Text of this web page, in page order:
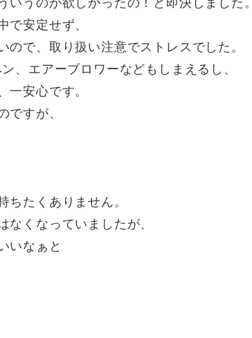
安定せず、
で、取り扱い注意でストレスでした。
、エアーブロワーなどもしまえるし、
安心です。
すが、
たくありません。
くなっていましたが、
いなぁと